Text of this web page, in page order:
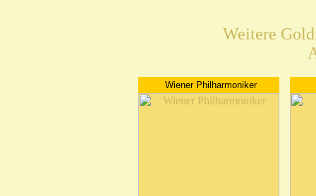
Weitere
Wiener Philharmoniker